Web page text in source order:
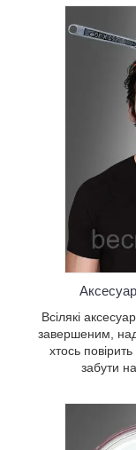
Всілякі
завершеним,
хтось
забути